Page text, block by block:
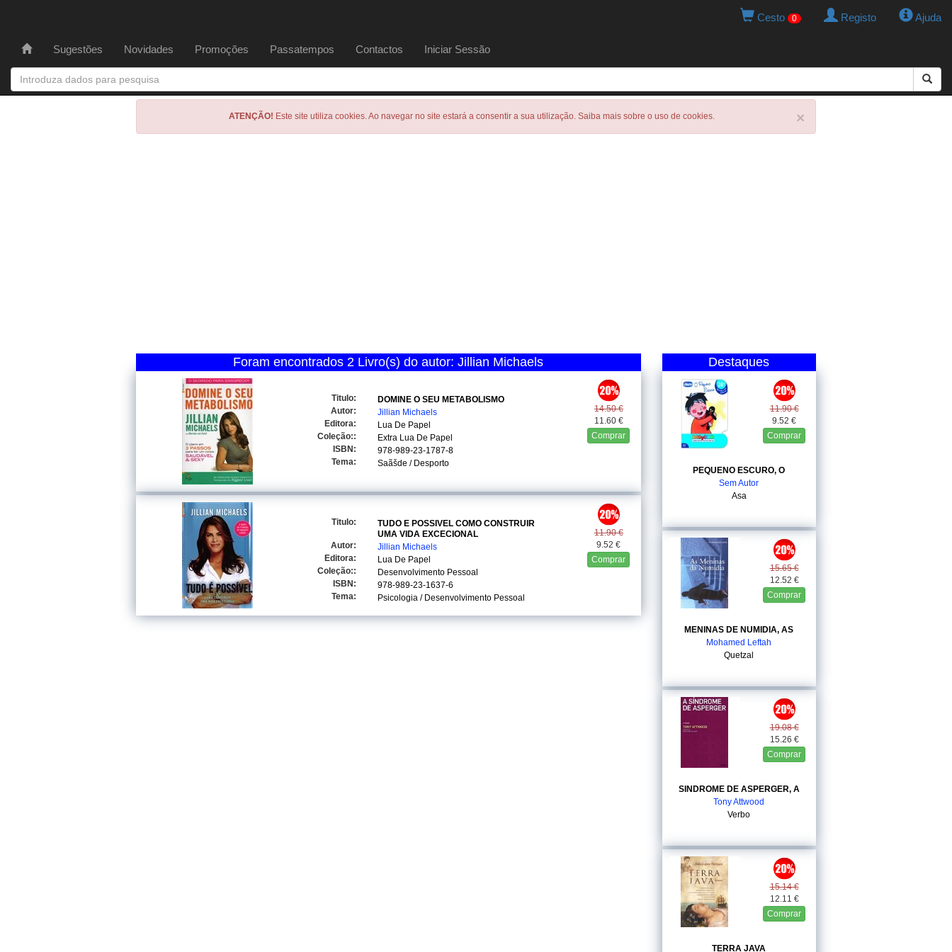
Cesto 0 Registo Ajuda
Sugestões Novidades Promoções Passatempos Contactos Iniciar Sessão
×
ATENÇÃO! Este site utiliza cookies. Ao navegar no site estará a consentir a sua utilização. Saiba mais sobre o uso de cookies.
Foram encontrados 2 Livro(s) do autor: Jillian Michaels
14.50 €
11.60 €
Comprar
Titulo:
DOMINE O SEU METABOLISMO
Autor:
Jillian Michaels
Editora:
Lua De Papel
Coleção::
Extra Lua De Papel
ISBN:
978-989-23-1787-8
Tema:
Saãšde / Desporto
11.90 €
9.52 €
Comprar
Titulo:
TUDO E POSSIVEL COMO CONSTRUIR
UMA VIDA EXCECIONAL
Autor:
Jillian Michaels
Editora:
Lua De Papel
Coleção::
Desenvolvimento Pessoal
ISBN:
978-989-23-1637-6
Tema:
Psicologia / Desenvolvimento Pessoal
Destaques
11.90 €
9.52 €
Comprar
PEQUENO ESCURO, O
Sem Autor
Asa
15.65 €
12.52 €
Comprar
MENINAS DE NUMIDIA, AS
Mohamed Leftah
Quetzal
19.08 €
15.26 €
Comprar
SINDROME DE ASPERGER, A
Tony Attwood
Verbo
15.14 €
12.11 €
Comprar
TERRA JAVA